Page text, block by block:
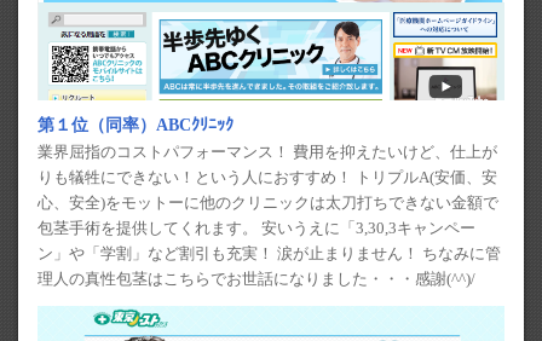
第１位（同率）ABCｸﾘﾆｯｸ
業界屈指のコストパフォーマンス！ 費用を抑えたいけど、仕上が
りも犠牲にできない！という人におすすめ！ トリプルA(安価、安
心、安全)をモットーに他のクリニックは太刀打ちできない金額で
包茎手術を提供してくれます。 安いうえに「3,30,3キャンペー
ン」や「学割」など割引も充実！ 涙が止まりません！ ちなみに管
理人の真性包茎はこちらでお世話になりました・・・感謝(^^)/